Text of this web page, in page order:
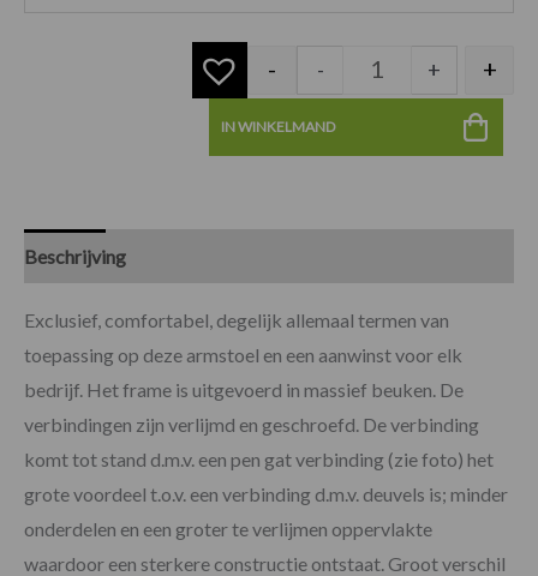
- - + +
IN WINKELMAND
Beschrijving
Exclusief, comfortabel, degelijk allemaal termen van
toepassing op deze armstoel en een aanwinst voor elk
bedrijf. Het frame is uitgevoerd in massief beuken. De
verbindingen zijn verlijmd en geschroefd. De verbinding
komt tot stand d.m.v. een pen gat verbinding (zie foto) het
grote voordeel t.o.v. een verbinding d.m.v. deuvels is; minder
onderdelen en een groter te verlijmen oppervlakte
waardoor een sterkere constructie ontstaat. Groot verschil